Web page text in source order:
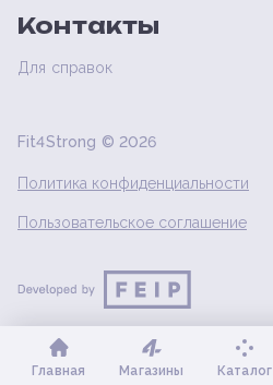
Контакты
Для справок
Fit4Strong © 2026
Политика конфиденциальности
Пользовательское соглашение
Главная Магазины Каталог